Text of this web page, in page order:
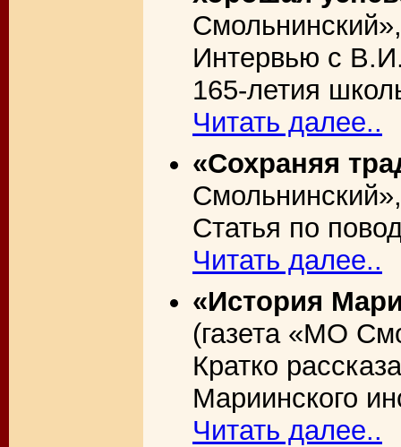
Интервью с
165-летия
Читать далее..
«Сохраняя
Статья по
Читать далее..
«История
(газета «МО
Кратко
Мариинского
Читать далее..